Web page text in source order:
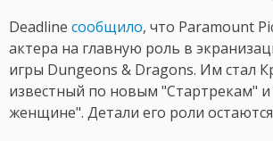
Deadline сообщило, что Paramount
актера на главную роль в
игры Dungeons & Dragons. Им стал
известный по новым "Стартрекам"
женщине". Детали его роли